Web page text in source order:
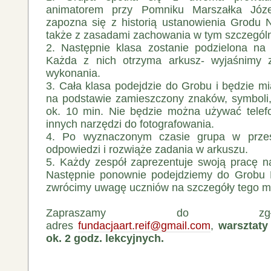
animatorem przy Pomniku Marszałka
zapozna się z historią ustanowienia Grodu
także z zasadami zachowania w tym
2. Następnie klasa zostanie podzielona
Każda z nich otrzyma arkusz-
wykonania.
3. Cała klasa podejdzie do Grobu i będzie
na podstawie zamieszczony znaków,
ok. 10 min. Nie będzie można używać
innych narzędzi do fotografowania.
4. Po wyznaczonym czasie grupa w
odpowiedzi i rozwiąże zadania w arkuszu.
5. Każdy zespół zaprezentuje swoją pracę
Następnie ponownie podejdziemy do Grobu
zwrócimy uwagę uczniów na szczegóły tego
Zapraszamy do
adresfundacjaart.reif@gmail.com,
ok. 2 godz. lekcyjnych.